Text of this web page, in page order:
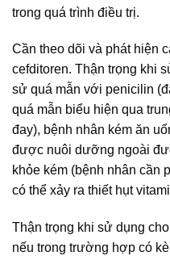
trong quá trình điều trị.
Cần theo dõi và phát hiện
cefditoren. Thận trọng khi
sử quá mẫn với penicilin
quá mẫn biểu hiện qua
đay), bệnh nhân kém ăn
được nuôi dưỡng ngoài
khỏe kém (bệnh nhân cần
có thể xảy ra thiết hụt
Thận trọng khi sử dụng
nếu trong trường hợp có